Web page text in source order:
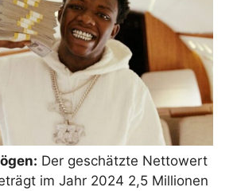
Der geschätzte Nettowert
im Jahr 2024 2,5 Millionen